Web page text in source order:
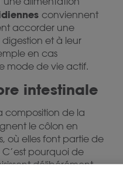
conviennent
accorder une
et à leur
en cas
mode de vie actif.
intestinale
composition de la
le côlon en
où elles font partie de
pourquoi de
délibérément